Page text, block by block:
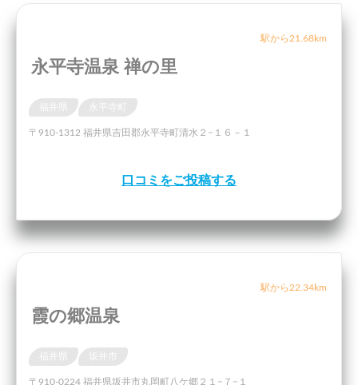
駅から21.68km
永平寺温泉 禅の里
〒910-1312 福井県吉田郡永平寺町清水２−１６－１
口コミをご投稿する
駅から22.34km
霞の郷温泉
坂井市
〒910-0224 福井県坂井市丸岡町八ケ郷２１−７−１